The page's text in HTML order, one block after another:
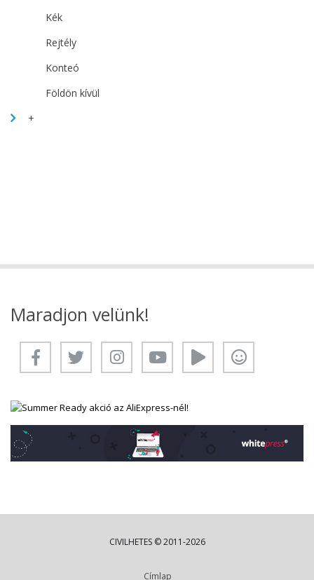
Kék
Rejtély
Konteó
Földön kívül
+
Maradjon velünk!
CIVILHETES © 2011-2026
Címlap